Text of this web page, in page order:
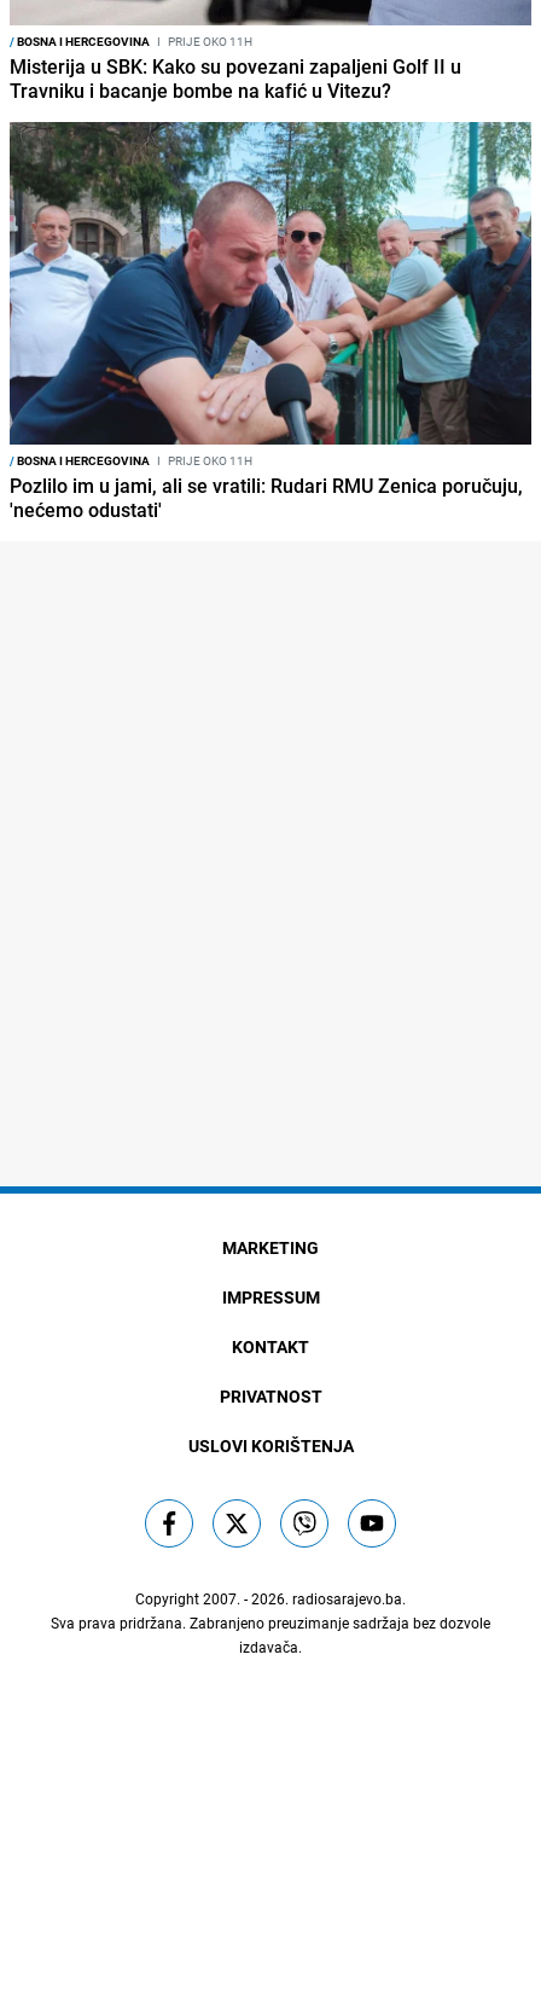
/BOSNA I HERCEGOVINA I PRIJE OKO 11H
Misterija u SBK: Kako su povezani zapaljeni Golf II u
Travniku i bacanje bombe na kafić u Vitezu?
/BOSNA I HERCEGOVINA I PRIJE OKO 11H
Pozlilo im u jami, ali se vratili: Rudari RMU Zenica poručuju,
'nećemo odustati'
MARKETING
IMPRESSUM
KONTAKT
PRIVATNOST
USLOVI KORIŠTENJA
Copyright 2007. - 2026. radiosarajevo.ba.
Sva prava pridržana. Zabranjeno preuzimanje sadržaja bez dozvole
izdavača.